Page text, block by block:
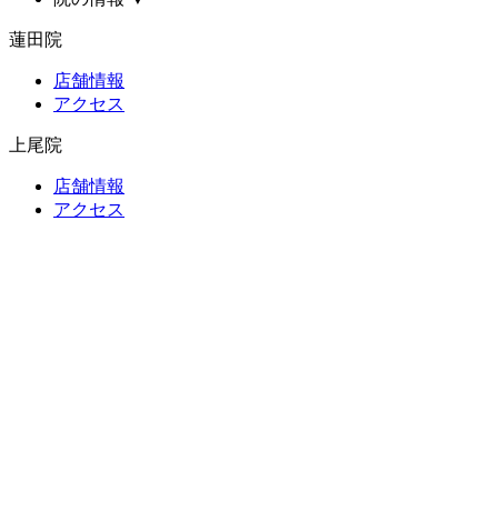
蓮田院
店舗情報
アクセス
上尾院
店舗情報
アクセス